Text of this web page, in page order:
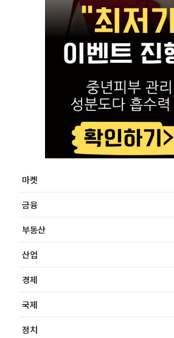
마켓
금융
부동산
산업
경제
국제
정치